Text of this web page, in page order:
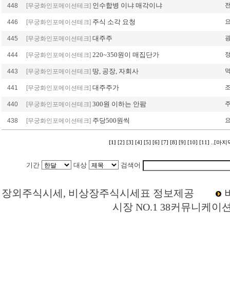
448 [무궁화인포메이션테크] 인수합병 이냐 매각이냐
446 [무궁화인포메이션테크] 주식 소각 요청
445 [무궁화인포메이션테크] 대주주
444 [무궁화인포메이션테크] 220~350원이 매집단가
443 [무궁화인포메이션테크] 땅, 공장, 자회사
441 [무궁화인포메이션테크] 대주주가
440 [무궁화인포메이션테크] 300원 이하는 안팜
438 [무궁화인포메이션테크] 주당500원씩
[1] [2] [3] [4] [5] [6] [7] [8] [9] [10] [11] ..[마지
기간 대상 검색어
장외주식시세, 비상장주식시세표 정보제공
시장 NO.1 38커뮤니케이